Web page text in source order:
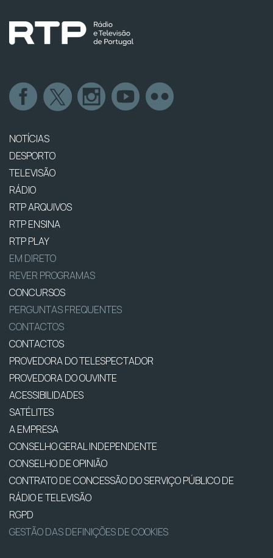
NOTÍCIAS
DESPORTO
TELEVISÃO
RÁDIO
RTP ARQUIVOS
RTP ENSINA
RTP PLAY
EM DIRETO
REVER PROGRAMAS
CONCURSOS
PERGUNTAS FREQUENTES
CONTACTOS
CONTACTOS
PROVEDORA DO TELESPECTADOR
PROVEDORA DO OUVINTE
ACESSIBILIDADES
SATÉLITES
A EMPRESA
CONSELHO GERAL INDEPENDENTE
CONSELHO DE OPINIÃO
CONTRATO DE CONCESSÃO DO SERVIÇO PÚBLICO DE
RÁDIO E TELEVISÃO
RGPD
GESTÃO DAS DEFINIÇÕES DE COOKIES